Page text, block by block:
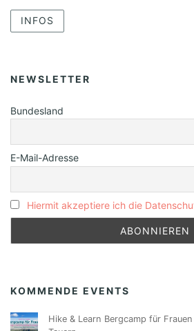
INFOS
NEWSLETTER
Bundesland
E-Mail-Adresse
Hiermit akzeptiere ich die
KOMMENDE EVENTS
Hike & Learn Bergcamp für